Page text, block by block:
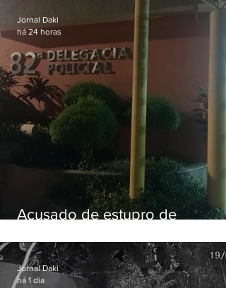
uma década
Acusado de estupro de
Jornal Daki
há 24 horas
Jornal Daki
há 1 dia